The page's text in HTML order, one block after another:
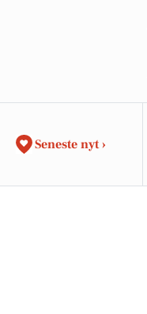
Seneste nyt ›